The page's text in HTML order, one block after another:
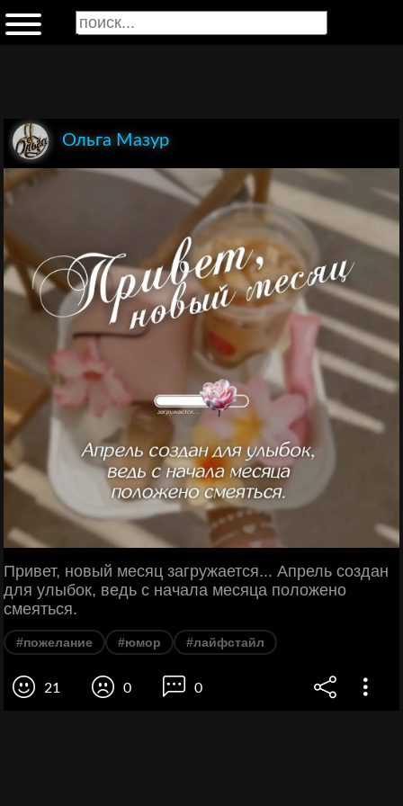
Ольга Мазур
Привет, новый месяц загружается... Апрель создан
для улыбок, ведь с начала месяца положено
смеяться.
#пожелание #юмор #лайфстайл
21 0 0